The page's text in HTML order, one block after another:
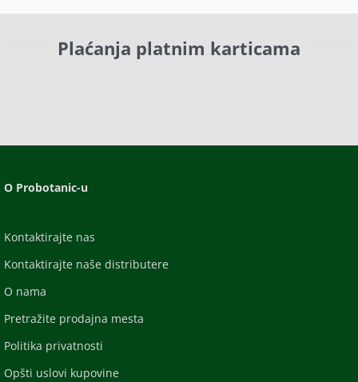
Plaćanja platnim karticama
O Probotanic-u
Kontaktirajte nas
Kontaktirajte naše distributere
O nama
Pretražite prodajna mesta
Politika privatnosti
Opšti uslovi kupovine